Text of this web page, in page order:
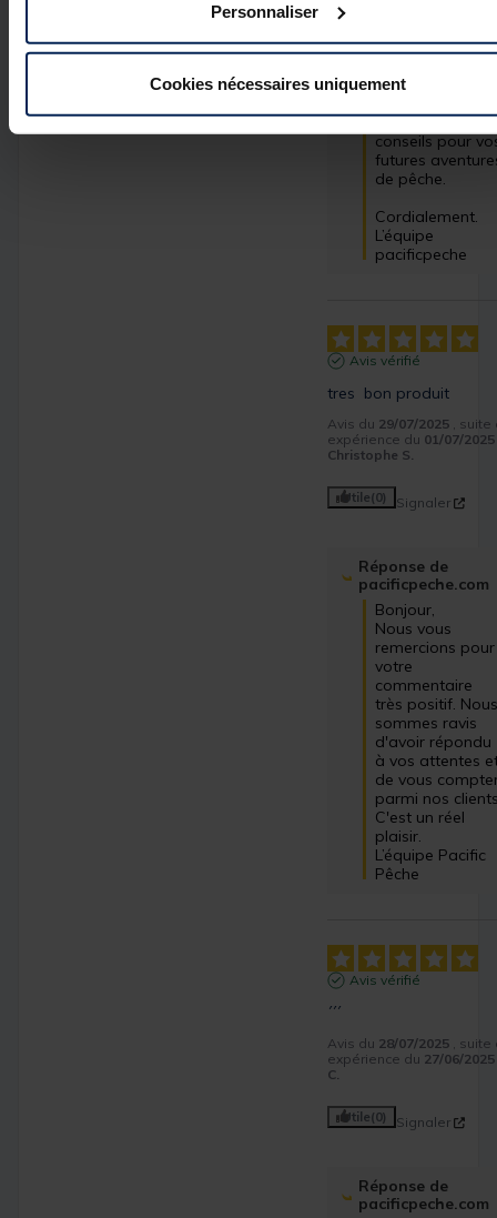
Personnaliser
Cookies nécessaires uniquement
N'hésitez pas à
si vous avez des
besoin de
conseils pour
futures
de pêche.
Cordialement.
L’équipe
pacificpeche
Avis vérifié
tres  bon produit
Avis du 29/07/2025 , suite
expérience du 01/07/2025
Christophe S.
Utile(0) Signaler
Réponse de
pacificpeche.com
Bonjour,
Nous vous
remercions pour
votre
commentaire
très positif.
sommes ravis
d'avoir répondu
à vos attentes
de vous
parmi nos
C'est un réel
plaisir.
L’équipe Pacific
Pêche
Avis vérifié
´´´
Avis du 28/07/2025 , suite
expérience du 27/06/2025
C.
Utile(0) Signaler
Réponse de
pacificpeche.com